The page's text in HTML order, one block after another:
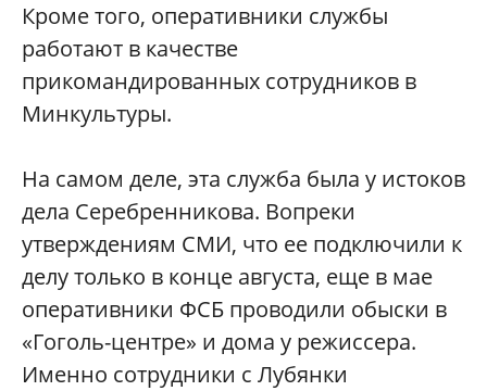
Кроме того, оперативники службы
работают в качестве
прикомандированных сотрудников в
Минкультуры.
На самом деле, эта служба была у истоков
дела Серебренникова. Вопреки
утверждениям СМИ, что ее подключили к
делу только в конце августа, еще в мае
оперативники ФСБ проводили обыски в
«Гоголь-центре» и дома у режиссера.
Именно сотрудники с Лубянки